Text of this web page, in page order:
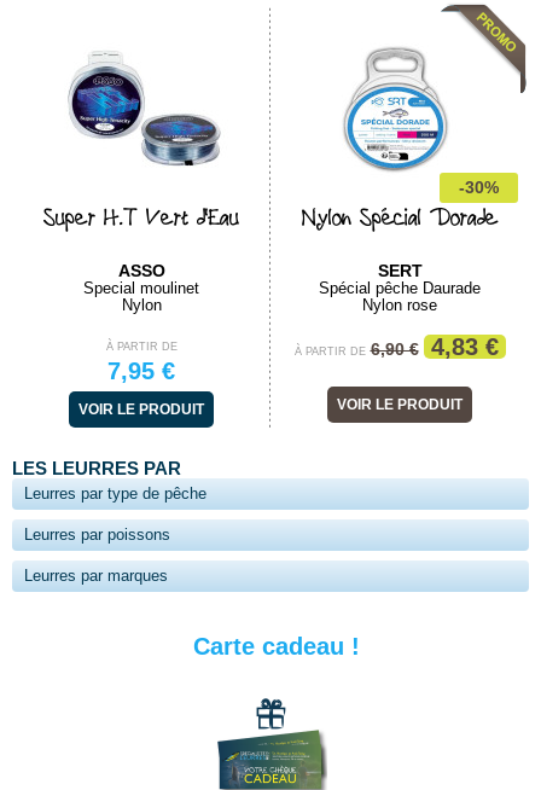
Super H.T Vert d'Eau
ASSO
Special moulinet
Nylon
À PARTIR DE
7,95 €
VOIR LE PRODUIT
-30%
Nylon Spécial Dorade
SERT
Spécial pêche Daurade
Nylon rose
À PARTIR DE 6,90 € 4,83 €
VOIR LE PRODUIT
LES LEURRES PAR
Leurres par type de pêche
Leurres par poissons
Leurres par marques
Carte cadeau !